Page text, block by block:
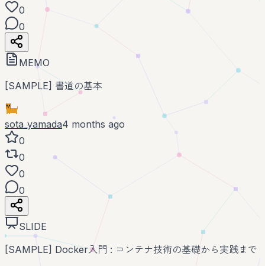
0
0
MEMO
[SAMPLE] 書道の基本
sota_yamada4 months ago
0
0
0
0
SLIDE
[SAMPLE] Docker入門 : コンテナ技術の基礎から実践まで